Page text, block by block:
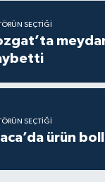
SEÇTIĞI
meydana gelen
SEÇTIĞI
ürün